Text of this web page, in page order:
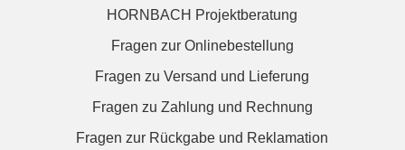
HORNBACH Projektberatung
Fragen zur Onlinebestellung
Fragen zu Versand und Lieferung
Fragen zu Zahlung und Rechnung
Fragen zur Rückgabe und Reklamation